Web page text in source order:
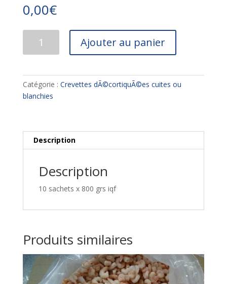
0,00€
PDTO
VANNAMEI
Ajouter au panier
Catégorie : Crevettes dÃ©cortiquÃ©es cuites ou
blanchies
Description
Description
10 sachets x 800 grs iqf
Produits similaires